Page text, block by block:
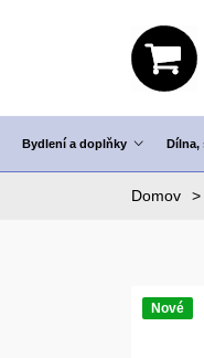
Bydlení a doplňky Dílna,
Domov
Nové